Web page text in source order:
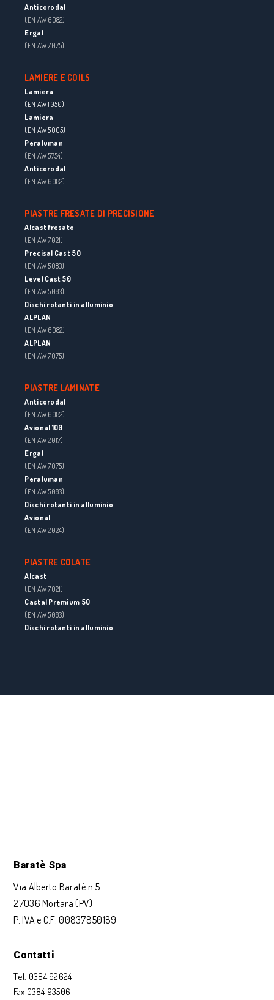
Anticorodal
(EN AW 6082)
Ergal
(EN AW 7075)
LAMIERE E COILS
Lamiera
(EN AW 1050)
Lamiera
(EN AW 5005)
Peraluman
(EN AW 5754)
Anticorodal
(EN AW 6082)
PIASTRE FRESATE DI PRECISIONE
Alcast fresato
(EN AW 7021)
Precisal Cast 50
(EN AW 5083)
Level Cast 50
(EN AW 5083)
Dischi rotanti in alluminio
ALPLAN
(EN AW 6082)
ALPLAN
(EN AW 7075)
PIASTRE LAMINATE
Anticorodal
(EN AW 6082)
Avional 100
(EN AW 2017)
Ergal
(EN AW 7075)
Peraluman
(EN AW 5083)
Dischi rotanti in alluminio
Avional
(EN AW 2024)
PIASTRE COLATE
Alcast
(EN AW 7021)
Castal Premium 50
(EN AW 5083)
Dischi rotanti in alluminio
Baratè Spa
Via Alberto Baratè n.5
27036 Mortara (PV)
P. IVA e C.F. 00837850189
Contatti
Tel. 0384 92624
Fax 0384 93506